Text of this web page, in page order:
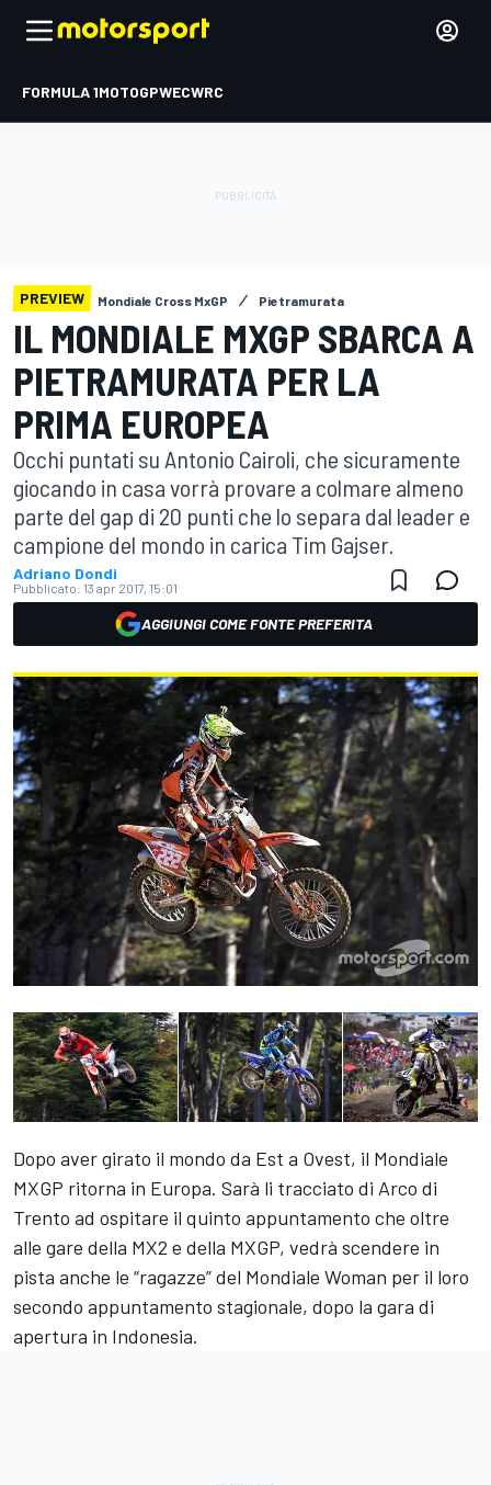
FORMULA 1MOTOGPWECWRC
PREVIEW Mondiale Cross MxGP Pietramurata
IL MONDIALE MXGP SBARCA A
PIETRAMURATA PER LA
PRIMA EUROPEA
Occhi puntati su Antonio Cairoli, che sicuramente
giocando in casa vorrà provare a colmare almeno
parte del gap di 20 punti che lo separa dal leader e
campione del mondo in carica Tim Gajser.
Adriano Dondi
Pubblicato: 13 apr 2017, 15:01
AGGIUNGI COME FONTE PREFERITA
Dopo aver girato il mondo da Est a Ovest, il Mondiale
MXGP ritorna in Europa. Sarà li tracciato di Arco di
Trento ad ospitare il quinto appuntamento che oltre
alle gare della MX2 e della MXGP, vedrà scendere in
pista anche le “ragazze” del Mondiale Woman per il loro
secondo appuntamento stagionale, dopo la gara di
apertura in Indonesia.